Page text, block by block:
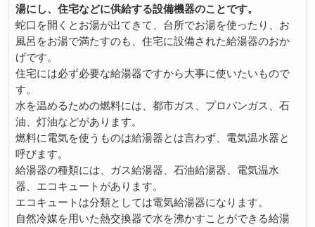
湯にし、住宅などに供給する設備機器のことです。
蛇口を開くとお湯が出てきて、台所でお湯を使ったり、お
風呂をお湯で満たすのも、住宅に設備された給湯器のおか
げです。
住宅には必ず必要な給湯器ですから大事に使いたいもので
す。
水を温めるための燃料には、都市ガス、プロパンガス、石
油、灯油などがあります。
燃料に電気を使うものは給湯器とは言わず、電気温水器と
呼びます。
給湯器の種類には、ガス給湯器、石油給湯器、電気温水
器、エコキュートがあります。
エコキュートは分類としては電気給湯器になります。
自然冷媒を用いた熱交換器で水を沸かすことができる給湯